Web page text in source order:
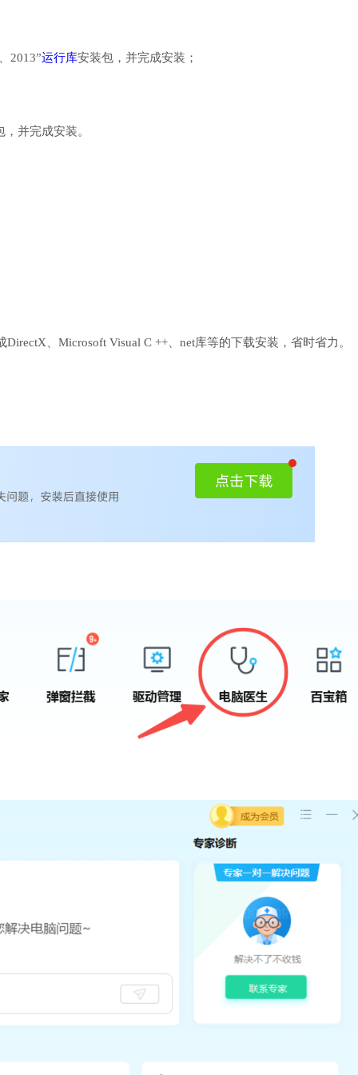
2013”运行库安装包，并完成安装；
并完成安装。
、Microsoft Visual C ++、net库等的下载安装，省时省力。